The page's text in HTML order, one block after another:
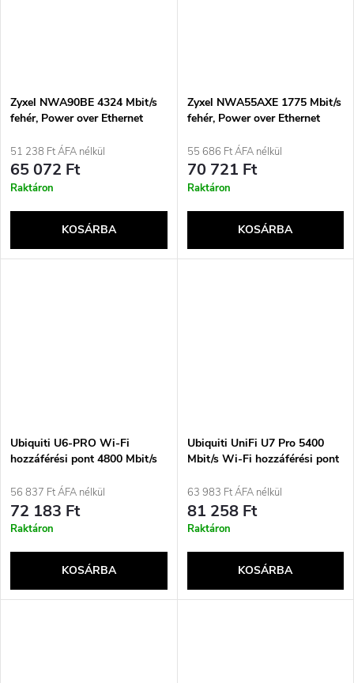
Zyxel NWA90BE 4324 Mbit/s
fehér, Power over Ethernet
51 238 Ft ÁFA nélkül
65 072 Ft
Raktáron
KOSÁRBA
Zyxel NWA55AXE 1775 Mbit/s
fehér, Power over Ethernet
55 686 Ft ÁFA nélkül
70 721 Ft
Raktáron
KOSÁRBA
Ubiquiti U6-PRO Wi-Fi
hozzáférési pont 4800 Mbit/s
Ethernet-et (PoE)
56 837 Ft ÁFA nélkül
72 183 Ft
Raktáron
KOSÁRBA
Ubiquiti UniFi U7 Pro 5400
Mbit/s Wi-Fi hozzáférési pont
63 983 Ft ÁFA nélkül
81 258 Ft
Raktáron
KOSÁRBA